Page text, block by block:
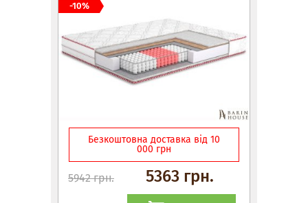
Безкоштовна доставка від 10
000 грн
5942 грн. 5363 грн.
-10%